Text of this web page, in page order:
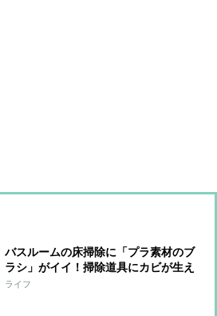
バスルームの床掃除に「プラ素材のブ
ラシ」がイイ！掃除道具にカビが生え
る心配もなくなりそう…【本日のお気
ライフ